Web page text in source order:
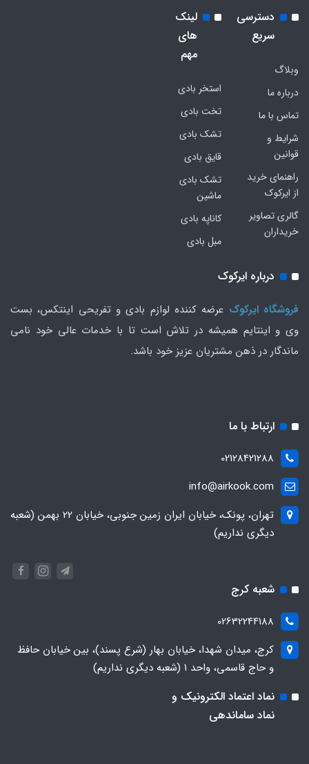
دسترسی
سریع
وبلاگ
درباره ما
تماس با ما
شرایط و
قوانین
راهنمای خرید
از ایرکوک
گالری تصاویر
خریداران
لینک
های
مهم
استخر بادی
تخت بادی
تشک بادی
قایق بادی
تشک بادی
ماشین
کاناپه بادی
مبل بادی
درباره ایرکوک
فروشگاه ایرکوک عرضه کننده لوازم بادی و تفریحی اینتکس، بست
وی و اینتایم همیشه در تلاش است تا با خدمات عالی خود نامی
ماندگار در ذهن مشتریان عزیز خود باشد.
ارتباط با ما
02128421288
info@airkook.com
تهران، پونک، خیابان ایران زمین جنوبی، خیابان 22 بهمن (شعبه
دیگری نداریم)
شعبه کرج
02632244188
کرج، میدان شهدا، خیابان بهار (شرع پسند)، بین خیابان حافظ
و حاج قاسمی، واحد ۱ (شعبه دیگری نداریم)
نماد اعتماد الکترونیک و
نماد ساماندهی